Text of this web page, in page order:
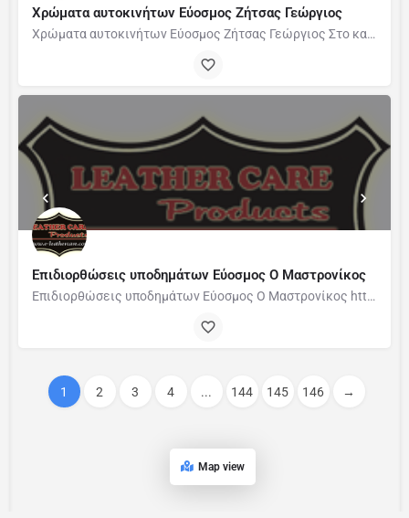
Χρώματα αυτοκινήτων Εύοσμος Ζήτσας Γεώργιος
Χρώματα αυτοκινήτων Εύοσμος Ζήτσας Γεώργιος Στο κατάστημα μας θα βρείτε χρώματα αυτοκινήτων, των εταιριών…
Επιδιορθώσεις υποδημάτων Εύοσμος Ο Μαστρονίκος
Επιδιορθώσεις υποδημάτων Εύοσμος Ο Μαστρονίκος http://www.e-leathercare.com/el/ Τσαγκάρης στον Εύοσμο Ο…
1 2 3 4 ... 144 145 146 →
Map view